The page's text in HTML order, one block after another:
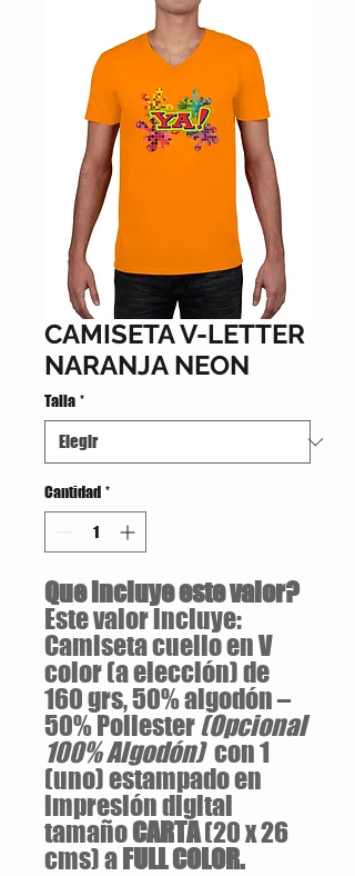
CAMISETA V-LETTER
NARANJA NEON
Talla *
Cantidad *
Que incluye este valor?
Este valor incluye:
Camiseta cuello en V
color (a elección) de
160 grs, 50% algodón –
50% Poliester(Opcional
100% Algodón)con 1
(uno) estampado en
impresión digital
tamañoCARTA(20 x 26
cms) a FULL COLOR.